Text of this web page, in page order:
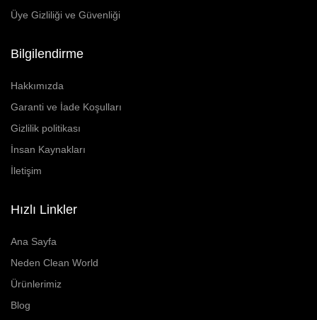
🛒 TEKLIF SEPETIM
İLETIŞIM
Üye Gizliliği ve Güvenliği
Bilgilendirme
Hakkımızda
Garanti ve İade Koşulları
Gizlilik politikası
İnsan Kaynakları
İletişim
Hızlı Linkler
Ana Sayfa
Neden Clean World
Ürünlerimiz
Blog